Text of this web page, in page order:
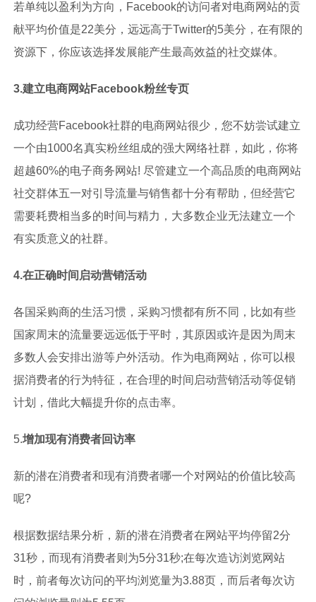
若单纯以盈利为方向，Facebook的访问者对电商网站的贡
献平均价值是22美分，远远高于Twitter的5美分，在有限的
资源下，你应该选择发展能产生最高效益的社交媒体。
3.建立电商网站Facebook粉丝专页
成功经营Facebook社群的电商网站很少，您不妨尝试建立
一个由1000名真实粉丝组成的强大网络社群，如此，你将
超越60%的电子商务网站! 尽管建立一个高品质的电商网站
社交群体五一对引导流量与销售都十分有帮助，但经营它
需要耗费相当多的时间与精力，大多数企业无法建立一个
有实质意义的社群。
4.在正确时间启动营销活动
各国采购商的生活习惯，采购习惯都有所不同，比如有些
国家周末的流量要远远低于平时，其原因或许是因为周末
多数人会安排出游等户外活动。作为电商网站，你可以根
据消费者的行为特征，在合理的时间启动营销活动等促销
计划，借此大幅提升你的点击率。
5.增加现有消费者回访率
新的潜在消费者和现有消费者哪一个对网站的价值比较高
呢?
根据数据结果分析，新的潜在消费者在网站平均停留2分
31秒，而现有消费者则为5分31秒;在每次造访浏览网站
时，前者每次访问的平均浏览量为3.88页，而后者每次访